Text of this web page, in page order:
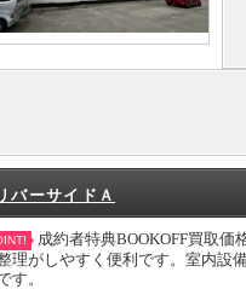
バーサイドＡ
成約者特典BOOKOFF買取
理がしやすく便利です。室内設
す。